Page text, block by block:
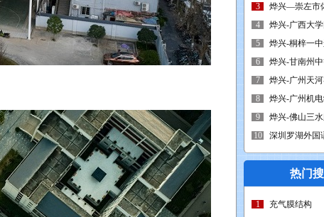
3
烨兴—崇左市
4
烨兴-广西大
5
烨兴-桐梓一
6
烨兴-甘南州
7
烨兴-广州天
8
烨兴-广州机
9
烨兴-佛山三
10
深圳罗湖外国
热门
1
充气膜结构